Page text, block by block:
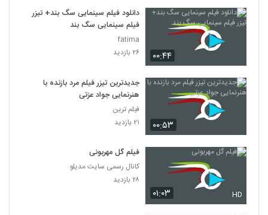
دانلود فیلم این زن ها ساخته عباس رزیجی
۳,۲۰۳ بازدید
دانلود فیلم ایرانی کلاغ پر
10
دانلود فیلم چراغی در مه به کارگردانی پناه بر خدا
دانلود فیلم بیتابی بیتا
۵,۸۵۷ بازدید
۰۰:۴۴
دانلود فیلم سینمایی سگ بند+ تیزر
فیلم سینمایی سگ بند
fatima
۲۶ بازدید
۰۰:۵۳
جدیدترین تیزر فیلم مرد بازنده با
هنرنمایی جواد عزتی
فیلم ترین
۲۱ بازدید
۰۱:۰۳ HD
فیلم گل مهربونی
کانال رسمی سایت مدیلو
۲۸ بازدید